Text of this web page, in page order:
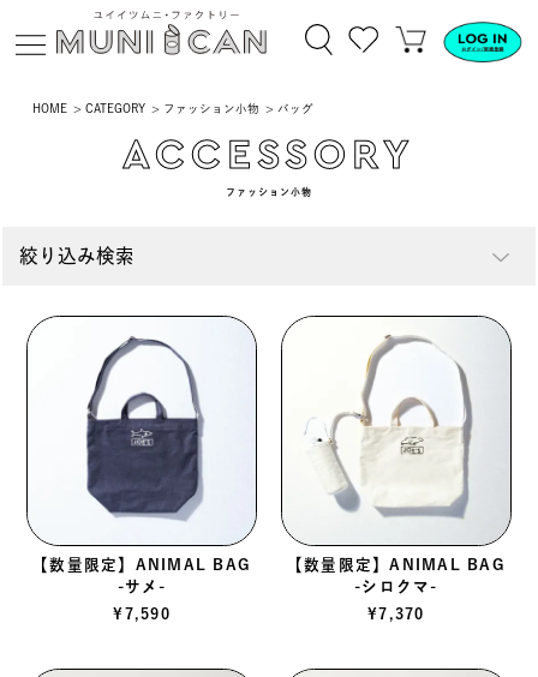
HOME CATEGORY ファッション小物 バッグ
ACCESSORY
ファッション小物
絞り込み検索
アパレル
ファッション
生活雑貨
その他雑貨 ペットグッズ CD
バッグ キャップ 靴下
【数量限定】ANIMAL BAG
-サメ-
¥7,590
【数量限定】ANIMAL BAG
-シロクマ-
¥7,370